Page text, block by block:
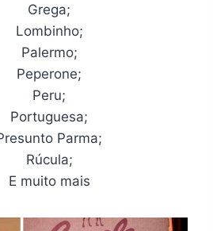
Grega;
Lombinho;
Palermo;
Peperone;
Peru;
Portuguesa;
Parma;
Rúcula;
E muito mais